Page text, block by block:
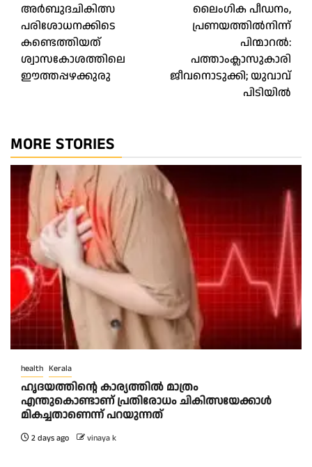
navigation
അർബുദചികിത്സ
പരിശോധനക്കിടെ
കണ്ടെത്തിയത്
ശ്വാസകോശത്തിലെ
ഈത്തപ്പഴക്കുരു
ലൈംഗിക പീഡനം,
പ്രണയത്തില്‍നിന്ന്
പിന്മാറല്‍:
പത്താംക്ലാസുകാരി
ജീവനൊടുക്കി; യുവാവ്
പിടിയില്‍
MORE STORIES
health Kerala
ഹൃദയത്തിന്റെ കാര്യത്തിൽ മാത്രം
എന്തുകൊണ്ടാണ് പ്രതിരോധം ചികിത്സയേക്കാൾ
മികച്ചതാണെന്ന് പറയുന്നത്
2 days ago vinaya k